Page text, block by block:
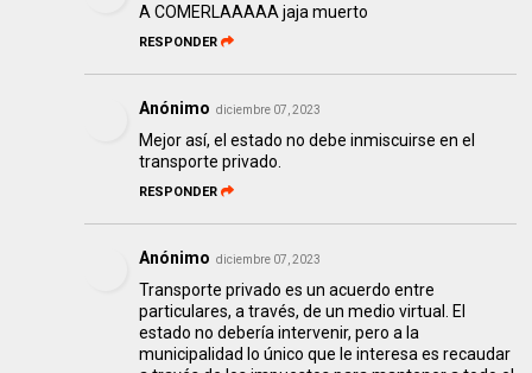
A COMERLAAAAA jaja muerto
RESPONDER
Anónimo diciembre 07, 2023
Mejor así, el estado no debe inmiscuirse en el
transporte privado.
RESPONDER
Anónimo diciembre 07, 2023
Transporte privado es un acuerdo entre
particulares, a través, de un medio virtual. El
estado no debería intervenir, pero a la
municipalidad lo único que le interesa es recaudar